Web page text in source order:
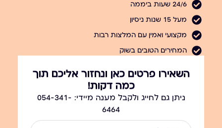
24/6 שעות ביממה
מעל 15 שנות ניסיון
מקצועי ואמין עם המלצות רבות
המחירים הטובים בשוק
השאירו פרטים כאן ונחזור אליכם תוך
כמה דקות!
ניתן גם לחייג ולקבל מענה מיידי: 054-341-
6464